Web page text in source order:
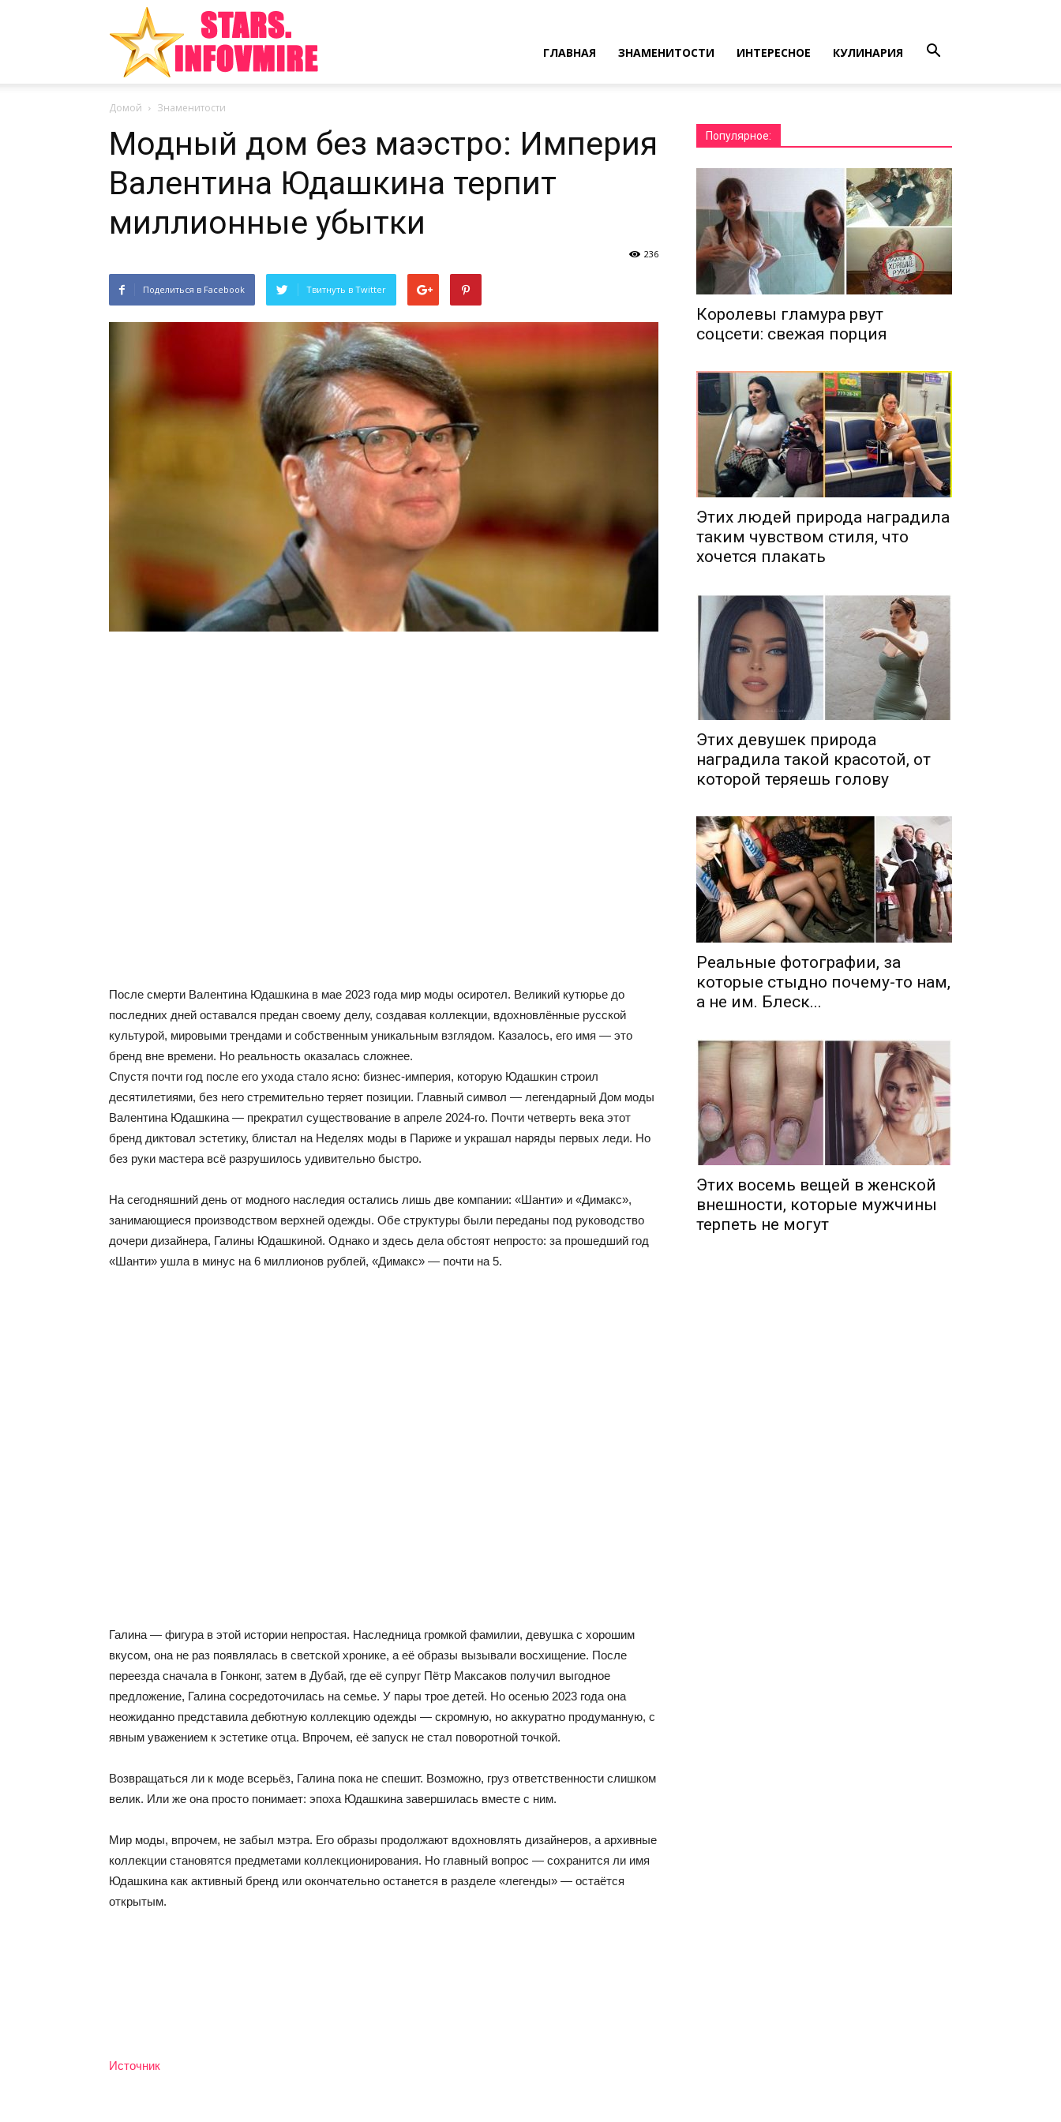
мира
Шоу-
Бизнеса
ГЛАВНАЯ ЗНАМЕНИТОСТИ ИНТЕРЕСНОЕ КУЛИНАРИЯ
Домой Знаменитости
Модный дом без маэстро: Империя
Валентина Юдашкина терпит
миллионные убытки
236
Поделиться в Facebook Твитнуть в Twitter
После смерти Валентина Юдашкина в мае 2023 года мир моды осиротел. Великий кутюрье до
последних дней оставался предан своему делу, создавая коллекции, вдохновлённые русской
культурой, мировыми трендами и собственным уникальным взглядом. Казалось, его имя — это
бренд вне времени. Но реальность оказалась сложнее.
Спустя почти год после его ухода стало ясно: бизнес-империя, которую Юдашкин строил
десятилетиями, без него стремительно теряет позиции. Главный символ — легендарный Дом моды
Валентина Юдашкина — прекратил существование в апреле 2024-го. Почти четверть века этот
бренд диктовал эстетику, блистал на Неделях моды в Париже и украшал наряды первых леди. Но
без руки мастера всё разрушилось удивительно быстро.
На сегодняшний день от модного наследия остались лишь две компании: «Шанти» и «Димакс»,
занимающиеся производством верхней одежды. Обе структуры были переданы под руководство
дочери дизайнера, Галины Юдашкиной. Однако и здесь дела обстоят непросто: за прошедший год
«Шанти» ушла в минус на 6 миллионов рублей, «Димакс» — почти на 5.
Галина — фигура в этой истории непростая. Наследница громкой фамилии, девушка с хорошим
вкусом, она не раз появлялась в светской хронике, а её образы вызывали восхищение. После
переезда сначала в Гонконг, затем в Дубай, где её супруг Пётр Максаков получил выгодное
предложение, Галина сосредоточилась на семье. У пары трое детей. Но осенью 2023 года она
неожиданно представила дебютную коллекцию одежды — скромную, но аккуратно продуманную, с
явным уважением к эстетике отца. Впрочем, её запуск не стал поворотной точкой.
Возвращаться ли к моде всерьёз, Галина пока не спешит. Возможно, груз ответственности слишком
велик. Или же она просто понимает: эпоха Юдашкина завершилась вместе с ним.
Мир моды, впрочем, не забыл мэтра. Его образы продолжают вдохновлять дизайнеров, а архивные
коллекции становятся предметами коллекционирования. Но главный вопрос — сохранится ли имя
Юдашкина как активный бренд или окончательно останется в разделе «легенды» — остаётся
открытым.
Источник
Популярное:
Королевы гламура рвут
соцсети: свежая порция
Этих людей природа наградила
таким чувством стиля, что
хочется плакать
Этих девушек природа
наградила такой красотой, от
которой теряешь голову
Реальные фотографии, за
которые стыдно почему-то нам,
а не им. Блеск...
Этих восемь вещей в женской
внешности, которые мужчины
терпеть не могут